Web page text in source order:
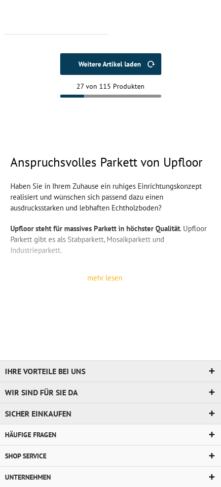
Weitere Artikel laden
27 von 115 Produkten
Anspruchsvolles Parkett von Upfloor
Haben Sie in Ihrem Zuhause ein ruhiges Einrichtungskonzept
realisiert und wünschen sich passend dazu einen
ausdrucksstarken und lebhaften Echtholzboden?
Upfloor steht für massives Parkett in höchster Qualität. Upfloor
Parkett gibt es als Stabparkett, Mosaikparkett und
Industrieparkett.
Sie die Möglichkeit, diese selbst zu gestalten. Lassen Sie Ihrer
mehrlesen
IHRE VORTEILE BEI UNS
WIR SIND FÜR SIE DA
SICHER EINKAUFEN
HÄUFIGE FRAGEN
SHOP SERVICE
UNTERNEHMEN